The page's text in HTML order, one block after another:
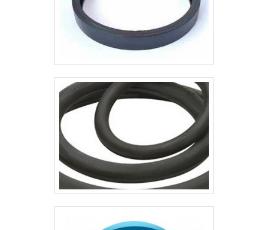
alojados em ranhuras pré-
dimensionadas, que submete a
seção do anel à uma carga de
pressão, assegurando assim a
vedação inicial do sistema. A
pressão do fluído exercido sobre o
anel faz com que ele deforme-se,
comprimindo-o contra a
extremidade oposta à ranhura,
vedando o sistema.